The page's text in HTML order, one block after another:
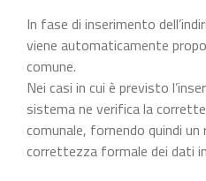
In fase di inserimento
viene automaticamente
comune.
Nei casi in cui è previsto
sistema ne verifica la
comunale, fornendo quindi
correttezza formale dei dati